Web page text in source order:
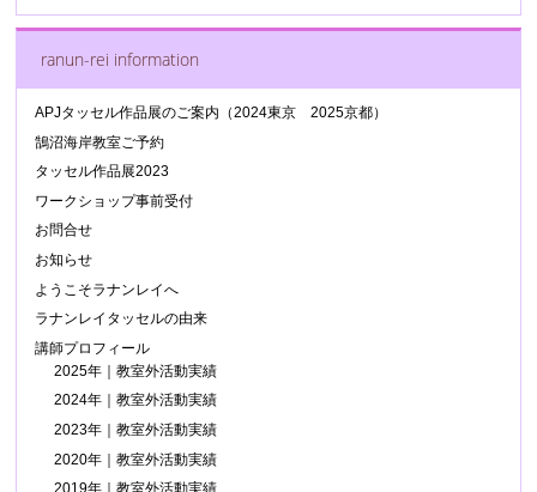
ranun-rei information
APJタッセル作品展のご案内（2024東京 2025京都）
鵠沼海岸教室ご予約
タッセル作品展2023
ワークショップ事前受付
お問合せ
お知らせ
ようこそラナンレイへ
ラナンレイタッセルの由来
講師プロフィール
2025年｜教室外活動実績
2024年｜教室外活動実績
2023年｜教室外活動実績
2020年｜教室外活動実績
2019年｜教室外活動実績